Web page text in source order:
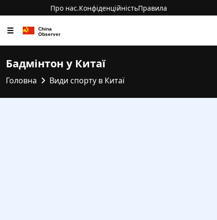
Про нас.КонфіденційністьПравила
☰
Бадмінтон у Китаї
Головна Види спорту в Китаї